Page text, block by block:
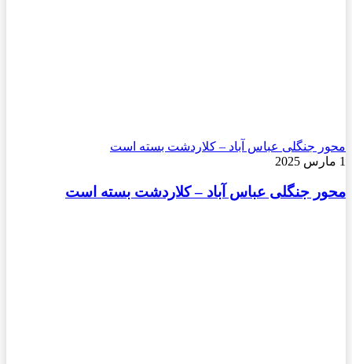
محور جنگلی عباس آباد – کلاردشت بسته است
1 مارس 2025
محور جنگلی عباس آباد – کلاردشت بسته است